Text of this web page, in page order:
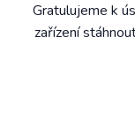
Gratulujeme k
zařízení